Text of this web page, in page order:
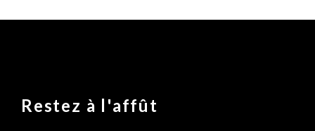
Restez à l'affût